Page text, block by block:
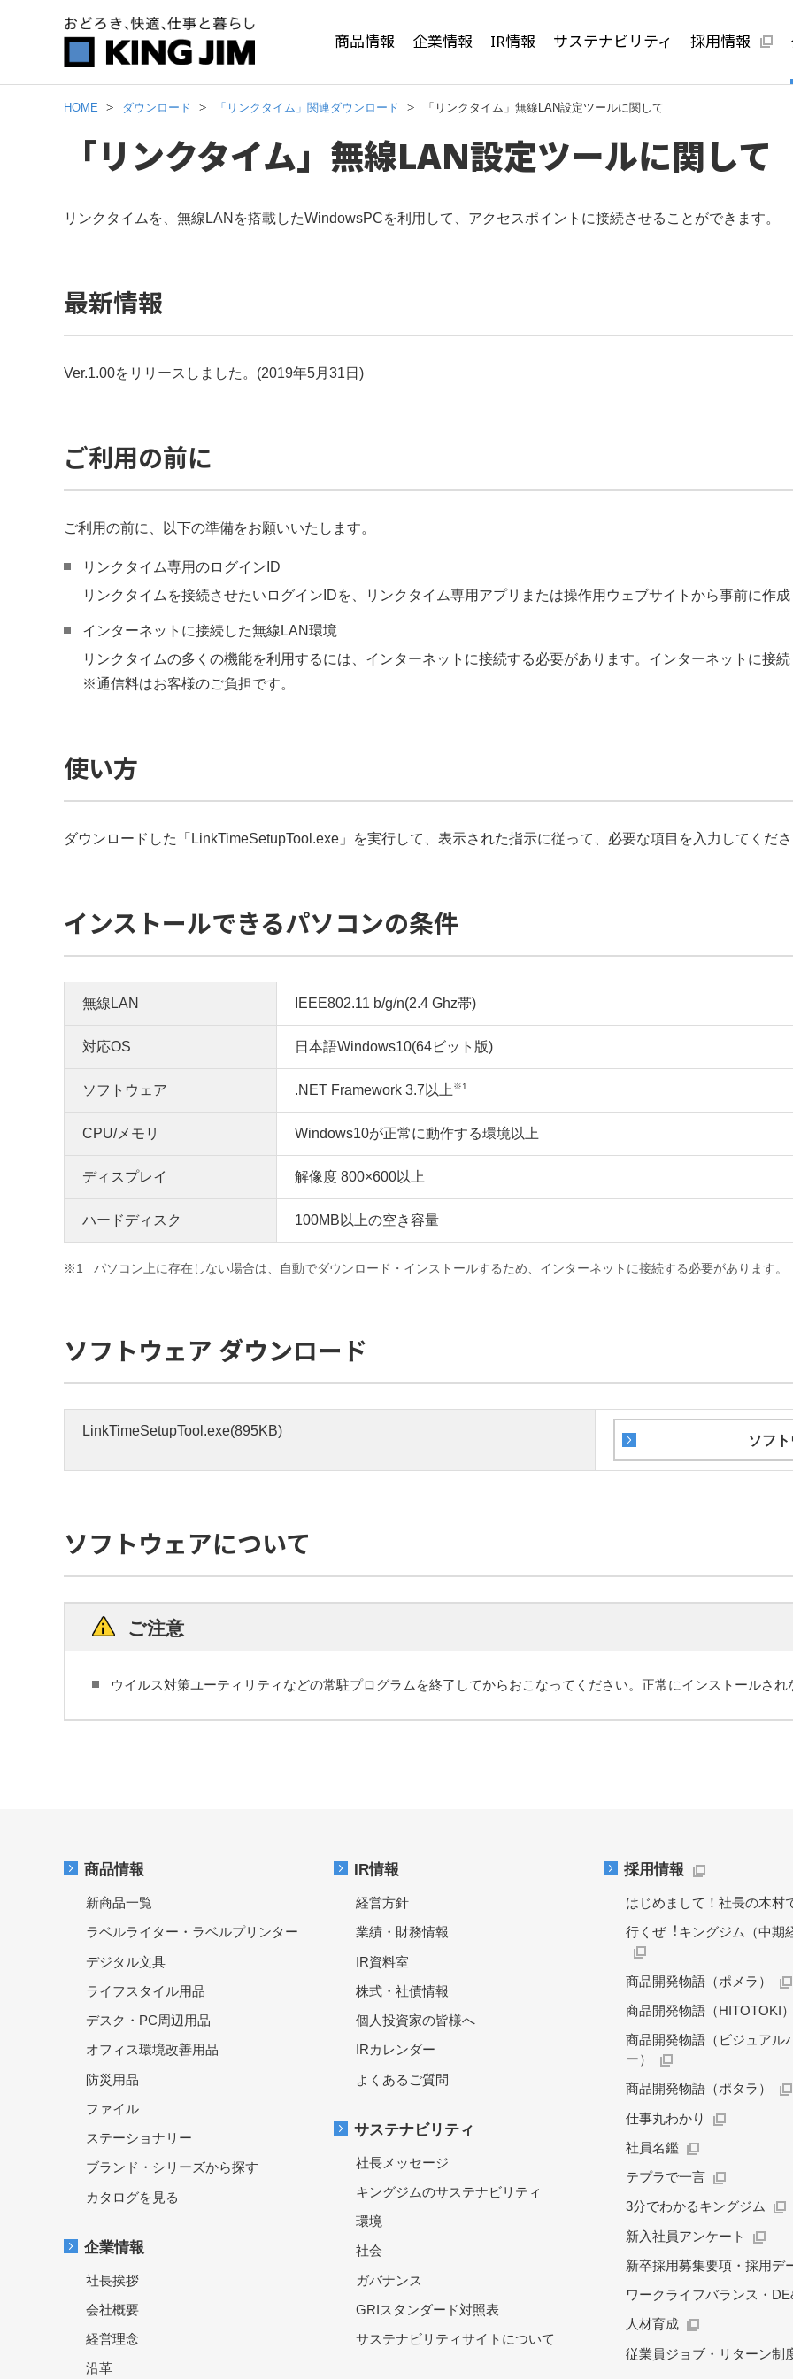
商品情報 企業情報 IR情報 サステナビリティ 採用情報
HOME ダウンロード 「リンクタイム」関連ダウンロード 「リンクタイム」無線LAN設定ツールに関して
「リンクタイム」無線LAN設定ツールに関して
リンクタイムを、無線LANを搭載したWindowsPCを利用して、アクセスポイントに接続させることができます。
最新情報
Ver.1.00をリリースしました。(2019年5月31日)
ご利用の前に
ご利用の前に、以下の準備をお願いいたします。
リンクタイム専用のログインID
リンクタイムを接続させたいログインIDを、リンクタイム専用アプリまたは操作用ウェブサイトから事前に作
インターネットに接続した無線LAN環境
リンクタイムの多くの機能を利用するには、インターネットに接続する必要があります。インターネットに接
※通信料はお客様のご負担です。
使い方
ダウンロードした「LinkTimeSetupTool.exe」を実行して、表示された指示に従って、必要な項目を入力してくだ
インストールできるパソコンの条件
無線LAN IEEE802.11 b/g/n(2.4 Ghz帯)
対応OS 日本語Windows10(64ビット版)
ソフトウェア .NET Framework 3.7以上 ※1
CPU/メモリ Windows10が正常に動作する環境以上
ディスプレイ 解像度 800×600以上
ハードディスク 100MB以上の空き容量
※1 パソコン上に存在しない場合は、自動でダウンロード・インストールするため、インターネットに接続する必要があります。
ソフトウェア ダウンロード
LinkTimeSetupTool.exe(895KB)
ソフ
ソフトウェアについて
ご注意
ウイルス対策ユーティリティなどの常駐プログラムを終了してからおこなってください。正常にインストールさ
商品情報
新商品一覧
ラベルライター・ラベルプリンター
デジタル文具
ライフスタイル用品
デスク・PC周辺用品
オフィス環境改善用品
防災用品
ファイル
ステーショナリー
ブランド・シリーズから探す
カタログを見る
企業情報
社長挨拶
会社概要
経営理念
沿革
IR情報
経営方針
業績・財務情報
IR資料室
株式・社債情報
個人投資家の皆様へ
IRカレンダー
よくあるご質問
サステナビリティ
社長メッセージ
キングジムのサステナビリティ
環境
社会
ガバナンス
GRIスタンダード対照表
サステナビリティサイトについて
採用情報
はじめまして！社長の木村
行くぜ︕キングジム（中期
商品開発物語（ポメラ）
商品開発物語（HITOTOKI
商品開発物語（ビジュアル
ー）
商品開発物語（ポタラ）
仕事丸わかり
社員名鑑
テプラで一言
3分でわかるキングジム
新入社員アンケート
新卒採用募集要項・採用デ
ワークライフバランス・
人材育成
従業員ジョブ・リターン制